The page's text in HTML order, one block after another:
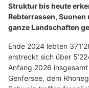
Struktur bis heute
Rebterrassen, Suonen
ganze Landschaften
Ende 2024 lebten
erstreckt sich über
Anfang 2026
Genfersee, dem